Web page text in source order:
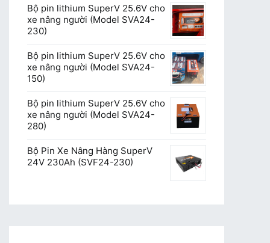
Bộ pin lithium SuperV 25.6V cho
xe nâng người (Model SVA24-
230)
Bộ pin lithium SuperV 25.6V cho
xe nâng người (Model SVA24-
150)
Bộ pin lithium SuperV 25.6V cho
xe nâng người (Model SVA24-
280)
Bộ Pin Xe Nâng Hàng SuperV
24V 230Ah (SVF24-230)